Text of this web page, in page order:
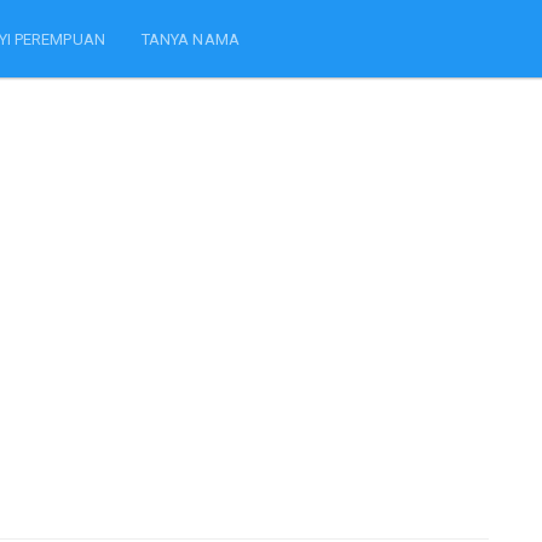
PEREMPUAN TANYA NAMA